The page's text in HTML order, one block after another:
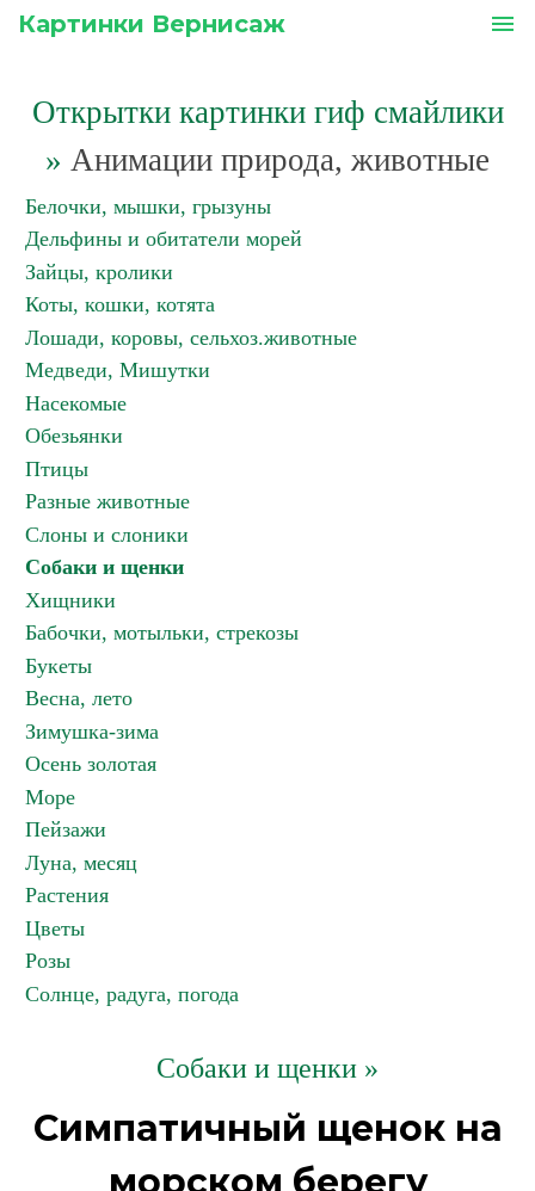
Картинки Вернисаж menu
Открытки картинки гиф смайлики
» Анимации природа, животные
Белочки, мышки, грызуны
Дельфины и обитатели морей
Зайцы, кролики
Коты, кошки, котята
Лошади, коровы, сельхоз.животные
Медведи, Мишутки
Насекомые
Обезьянки
Птицы
Разные животные
Слоны и слоники
Собаки и щенки
Хищники
Бабочки, мотыльки, стрекозы
Букеты
Весна, лето
Зимушка-зима
Осень золотая
Море
Пейзажи
Луна, месяц
Растения
Цветы
Розы
Солнце, радуга, погода
Собаки и щенки »
Симпатичный щенок на
морском берегу